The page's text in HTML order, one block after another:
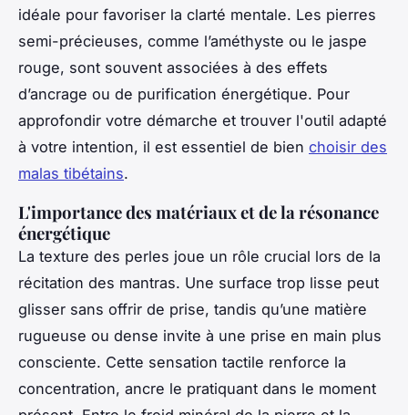
idéale pour favoriser la clarté mentale. Les pierres
semi-précieuses, comme l’améthyste ou le jaspe
rouge, sont souvent associées à des effets
d’ancrage ou de purification énergétique. Pour
approfondir votre démarche et trouver l'outil adapté
à votre intention, il est essentiel de bien choisir des
malas tibétains.
L'importance des matériaux et de la résonance
énergétique
La texture des perles joue un rôle crucial lors de la
récitation des mantras. Une surface trop lisse peut
glisser sans offrir de prise, tandis qu’une matière
rugueuse ou dense invite à une prise en main plus
consciente. Cette sensation tactile renforce la
concentration, ancre le pratiquant dans le moment